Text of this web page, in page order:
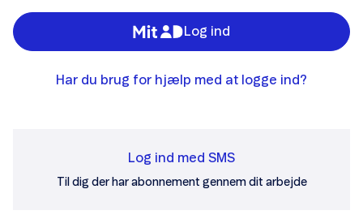
Log ind
Har du brug for hjælp med at logge ind?
Log ind med SMS
Til dig der har abonnement gennem dit arbejde